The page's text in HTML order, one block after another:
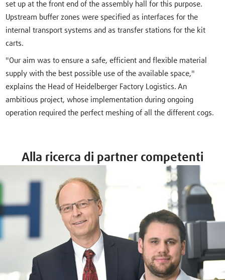
set up at the front end of the assembly hall for this purpose.
Upstream buffer zones were specified as interfaces for the
internal transport systems and as transfer stations for the kit
carts.
"Our aim was to ensure a safe, efficient and flexible material
supply with the best possible use of the available space,"
explains the Head of Heidelberger Factory Logistics. An
ambitious project, whose implementation during ongoing
operation required the perfect meshing of all the different cogs.
Alla ricerca di partner competenti